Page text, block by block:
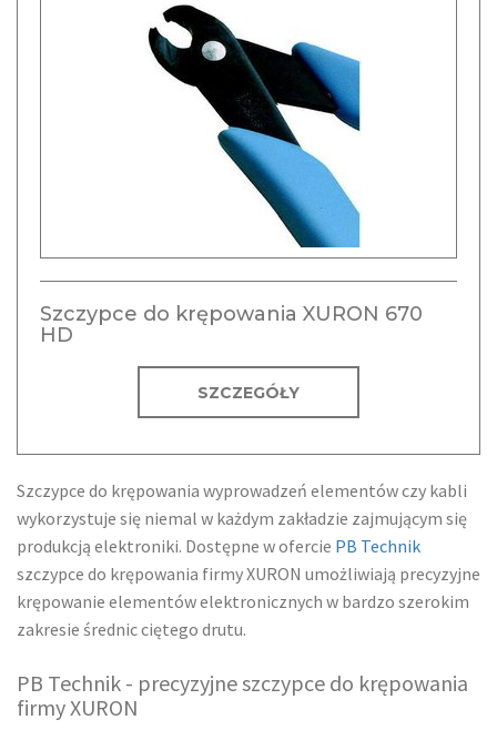
Szczypce do krępowania XURON 670
HD
SZCZEGÓŁY
Szczypce do krępowania wyprowadzeń elementów czy kabli
wykorzystuje się niemal w każdym zakładzie zajmującym się
produkcją elektroniki. Dostępne w ofercie PB Technik
szczypce do krępowania firmy XURON umożliwiają precyzyjne
krępowanie elementów elektronicznych w bardzo szerokim
zakresie średnic ciętego drutu.
PB Technik - precyzyjne szczypce do krępowania
firmy XURON